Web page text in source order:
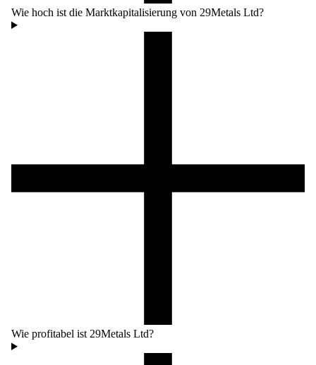
Wie hoch ist die Marktkapitalisierung von 29Metals Ltd?
Wie profitabel ist 29Metals Ltd?